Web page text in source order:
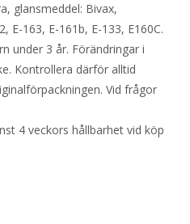
glansmeddel: Bivax,
E-163, E-161b, E-133, E160C.
under 3 år. Förändringar i
Kontrollera därför alltid
Vid frågor
4 veckors hållbarhet vid köp